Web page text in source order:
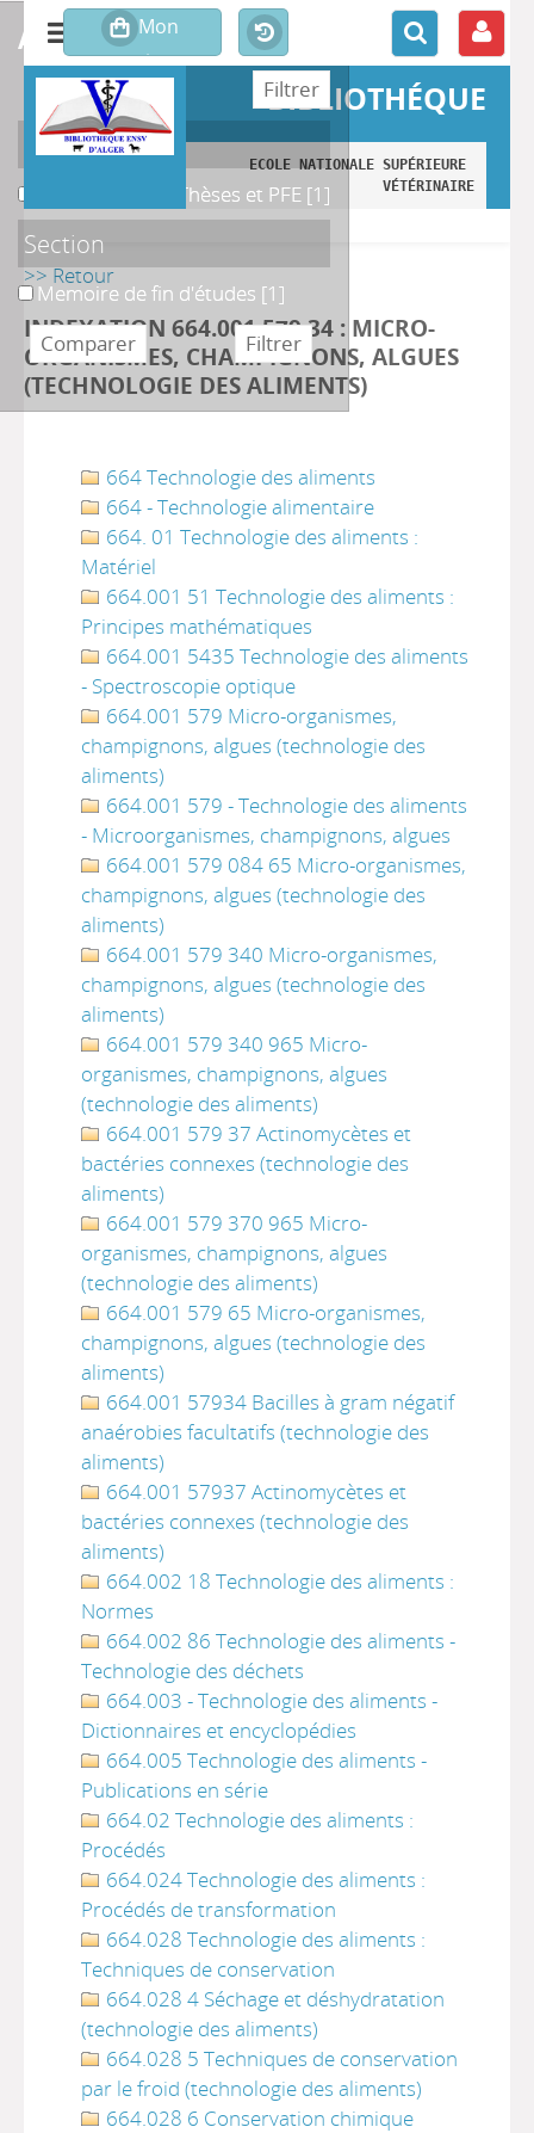
BIBLIOTHÉQUE
ECOLE NATIONALE SUPÉRIEURE
VÉTÉRINAIRE
>> Retour
INDEXATION 664.001 579 34 : MICRO-
ORGANISMES, CHAMPIGNONS, ALGUES
(TECHNOLOGIE DES ALIMENTS)
664 Technologie des aliments
664 - Technologie alimentaire
664. 01 Technologie des aliments :
Matériel
664.001 51 Technologie des aliments :
Principes mathématiques
664.001 5435 Technologie des aliments
- Spectroscopie optique
664.001 579 Micro-organismes,
champignons, algues (technologie des
aliments)
664.001 579 - Technologie des aliments
- Microorganismes, champignons, algues
664.001 579 084 65 Micro-organismes,
champignons, algues (technologie des
aliments)
664.001 579 340 Micro-organismes,
champignons, algues (technologie des
aliments)
664.001 579 340 965 Micro-
organismes, champignons, algues
(technologie des aliments)
664.001 579 37 Actinomycètes et
bactéries connexes (technologie des
aliments)
664.001 579 370 965 Micro-
organismes, champignons, algues
(technologie des aliments)
664.001 579 65 Micro-organismes,
champignons, algues (technologie des
aliments)
664.001 57934 Bacilles à gram négatif
anaérobies facultatifs (technologie des
aliments)
664.001 57937 Actinomycètes et
bactéries connexes (technologie des
aliments)
664.002 18 Technologie des aliments :
Normes
664.002 86 Technologie des aliments -
Technologie des déchets
664.003 - Technologie des aliments -
Dictionnaires et encyclopédies
664.005 Technologie des aliments -
Publications en série
664.02 Technologie des aliments :
Procédés
664.024 Technologie des aliments :
Procédés de transformation
664.028 Technologie des aliments :
Techniques de conservation
664.028 4 Séchage et déshydratation
(technologie des aliments)
664.028 5 Techniques de conservation
par le froid (technologie des aliments)
664.028 6 Conservation chimique
affiner ou comparer
Localisation
B. Magasin des Thèses et PFE
B. Magasin des Thèses et PFE [1]
Section
Memoire de fin d'études
Memoire de fin d'études [1]